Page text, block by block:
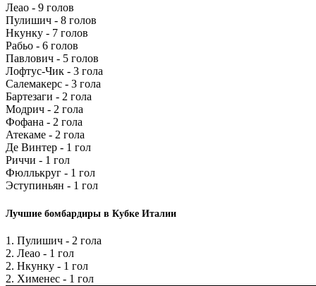
Леао - 9 голов
Пулишич - 8 голов
Нкунку - 7 голов
Рабьо - 6 голов
Павлович - 5 голов
Лофтус-Чик - 3 гола
Салемакерс - 3 гола
Бартезаги - 2 гола
Модрич - 2 гола
Фофана - 2 гола
Атекаме - 2 гола
Де Винтер - 1 гол
Риччи - 1 гол
Фюллькруг - 1 гол
Эступиньян - 1 гол
Лучшие бомбардиры в Кубке Италии
1. Пулишич - 2 гола
2. Леао - 1 гол
2. Нкунку - 1 гол
2. Хименес - 1 гол